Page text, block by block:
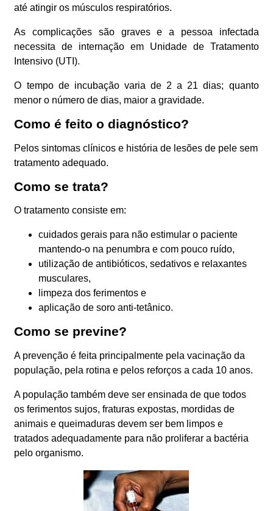
até atingir os músculos respiratórios.
As complicações são graves e a pessoa infectada
necessita de internação em Unidade de Tratamento
Intensivo (UTI).
O tempo de incubação varia de 2 a 21 dias; quanto
menor o número de dias, maior a gravidade.
Como é feito o diagnóstico?
Pelos sintomas clínicos e história de lesões de pele sem
tratamento adequado.
Como se trata?
O tratamento consiste em:
cuidados gerais para não estimular o paciente
mantendo-o na penumbra e com pouco ruído,
utilização de antibióticos, sedativos e relaxantes
musculares,
limpeza dos ferimentos e
aplicação de soro anti-tetânico.
Como se previne?
A prevenção é feita principalmente pela vacinação da
população, pela rotina e pelos reforços a cada 10 anos.
A população também deve ser ensinada de que todos
os ferimentos sujos, fraturas expostas, mordidas de
animais e queimaduras devem ser bem limpos e
tratados adequadamente para não proliferar a bactéria
pelo organismo.